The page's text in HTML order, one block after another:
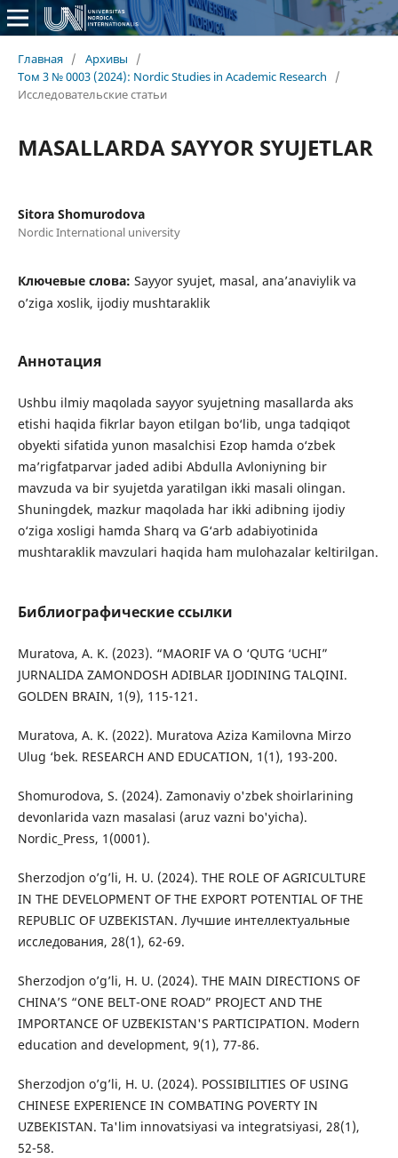
Главная / Архивы
/
Том 3 № 0003 (2024): Nordic Studies in Academic Research
/
Исследовательские статьи
MASALLARDA SAYYOR SYUJETLAR
Sitora Shomurodova
Nordic International university
Ключевые слова: Sayyor syujet, masal, ana’anaviylik va
o’ziga xoslik, ijodiy mushtaraklik
Аннотация
Ushbu ilmiy maqolada sayyor syujetning masallarda aks
etishi haqida fikrlar bayon etilgan bo‘lib, unga tadqiqot
obyekti sifatida yunon masalchisi Ezop hamda o‘zbek
ma’rigfatparvar jaded adibi Abdulla Avloniyning bir
mavzuda va bir syujetda yaratilgan ikki masali olingan.
Shuningdek, mazkur maqolada har ikki adibning ijodiy
o‘ziga xosligi hamda Sharq va G‘arb adabiyotinida
mushtaraklik mavzulari haqida ham mulohazalar keltirilgan.
Библиографические ссылки
Muratova, A. K. (2023). “MAORIF VA O ‘QUTG ‘UCHI”
JURNALIDA ZAMONDOSH ADIBLAR IJODINING TALQINI.
GOLDEN BRAIN, 1(9), 115-121.
Muratova, A. K. (2022). Muratova Aziza Kamilovna Mirzo
Ulug ‘bek. RESEARCH AND EDUCATION, 1(1), 193-200.
Shomurodova, S. (2024). Zamonaviy o'zbek shoirlarining
devonlarida vazn masalasi (aruz vazni bo'yicha).
Nordic_Press, 1(0001).
Sherzodjon o’g’li, H. U. (2024). THE ROLE OF AGRICULTURE
IN THE DEVELOPMENT OF THE EXPORT POTENTIAL OF THE
REPUBLIC OF UZBEKISTAN. Лучшие интеллектуальные
исследования, 28(1), 62-69.
Sherzodjon o’g’li, H. U. (2024). THE MAIN DIRECTIONS OF
CHINA’S “ONE BELT-ONE ROAD” PROJECT AND THE
IMPORTANCE OF UZBEKISTAN'S PARTICIPATION. Modern
education and development, 9(1), 77-86.
Sherzodjon o’g’li, H. U. (2024). POSSIBILITIES OF USING
CHINESE EXPERIENCE IN COMBATING POVERTY IN
UZBEKISTAN. Ta'lim innovatsiyasi va integratsiyasi, 28(1),
52-58.